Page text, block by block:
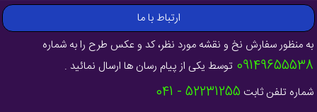
ارتباط با ما
به منظور سفارش نخ و نقشه مورد نظر، کد و عکس طرح را به شماره
09149655538 توسط یکی از پیام رسان ها ارسال نمائید .
شماره تلفن ثابت 52231255 - 041